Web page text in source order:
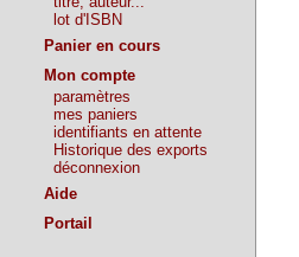
lot d'ISBN
Panier en cours
Mon compte
paramètres
mes paniers
identifiants en attente
Historique des exports
déconnexion
Aide
Portail